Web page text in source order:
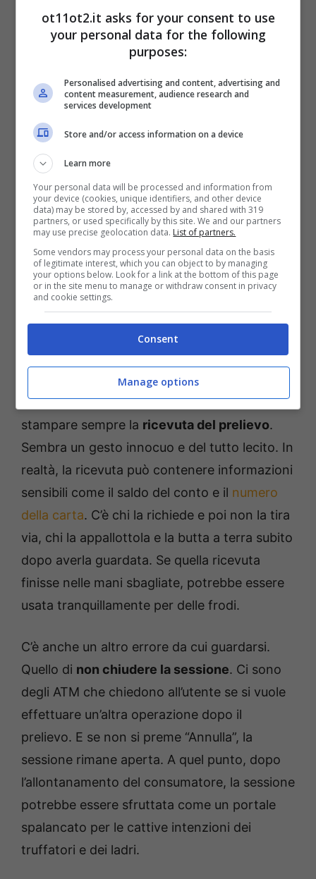
quindi facilissimo non notarle. Ecco perché,
quando si digita il codice PIN, è ancora
fondamentale coprire la tastiera con la mano
per evitare che qualcuno o qualcosa possa
carpire la serie numerica
L’altro errore comune al bancomat è quella di
stampare sempre la ricevuta del prelievo.
Sembra un gesto innocuo e del tutto lecito. In
realtà, la ricevuta può contenere informazioni
sensibili come il saldo del conto e il numero
della carta. C’è chi la richiede e poi non la tira
via, chi la appallottola e la butta a terra subito
dopo averla guardata. Se quella ricevuta
finisse nelle mani sbagliate, potrebbe essere
usata tranquillamente per delle frodi.
C’è anche un altro errore da cui guardarsi.
Quello di non chiudere la sessione. Ci sono
degli ATM che chiedono all’utente se si vuole
effettuare un’altra operazione dopo il
prelievo. E se non si preme “Annulla”, la
sessione rimane aperta. A quel punto, dopo
l’allontanamento del consumatore, la sessione
potrebbe essere sfruttata come un portale
spalancato per le cattive intenzioni dei
truffatori e dei ladri.
ot11ot2.it asks for your consent to use
your personal data for the following
purposes:
Personalised advertising and content, advertising and
content measurement, audience research and
services development
Store and/or access information on a device
Learn more
Your personal data will be processed and information from
your device (cookies, unique identifiers, and other device
data) may be stored by, accessed by and shared with 319
partners, or used specifically by this site. We and our partners
may use precise geolocation data. List of partners.
Some vendors may process your personal data on the basis
of legitimate interest, which you can object to by managing
your options below. Look for a link at the bottom of this page
or in the site menu to manage or withdraw consent in privacy
and cookie settings.
Consent
Manage options